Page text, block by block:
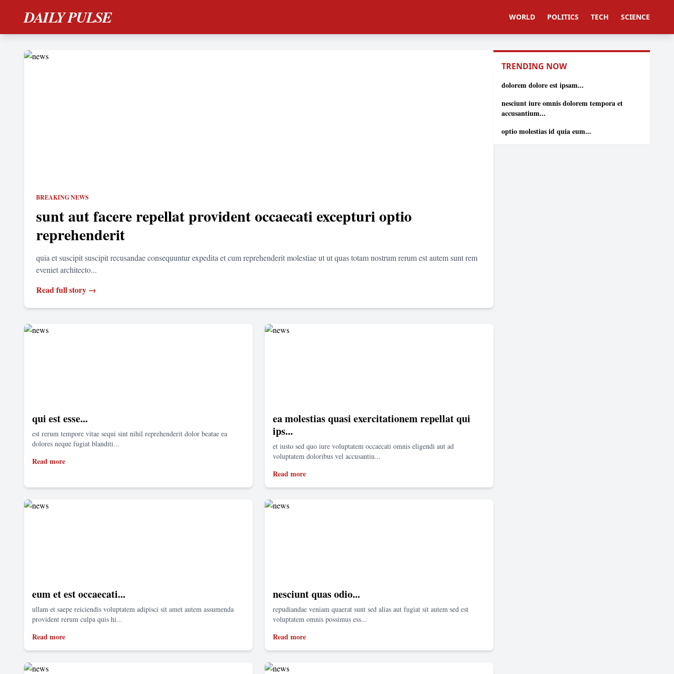
DAILY PULSE WORLD POLITICS TECH SCIENCE
BREAKING NEWS
sunt aut facere repellat provident occaecati excepturi optio
reprehenderit
quia et suscipit suscipit recusandae consequuntur expedita et cum reprehenderit molestiae ut ut quas totam nostrum rerum est autem sunt rem
eveniet architecto...
Read full story →
qui est esse...
est rerum tempore vitae sequi sint nihil reprehenderit dolor beatae ea
dolores neque fugiat blanditi...
Read more
ea molestias quasi exercitationem repellat qui
ips...
et iusto sed quo iure voluptatem occaecati omnis eligendi aut ad
voluptatem doloribus vel accusantiu...
Read more
eum et est occaecati...
ullam et saepe reiciendis voluptatem adipisci sit amet autem assumenda
provident rerum culpa quis hi...
Read more
nesciunt quas odio...
repudiandae veniam quaerat sunt sed alias aut fugiat sit autem sed est
voluptatem omnis possimus ess...
Read more
TRENDING NOW
dolorem dolore est ipsam...
nesciunt iure omnis dolorem tempora et
accusantium...
optio molestias id quia eum...